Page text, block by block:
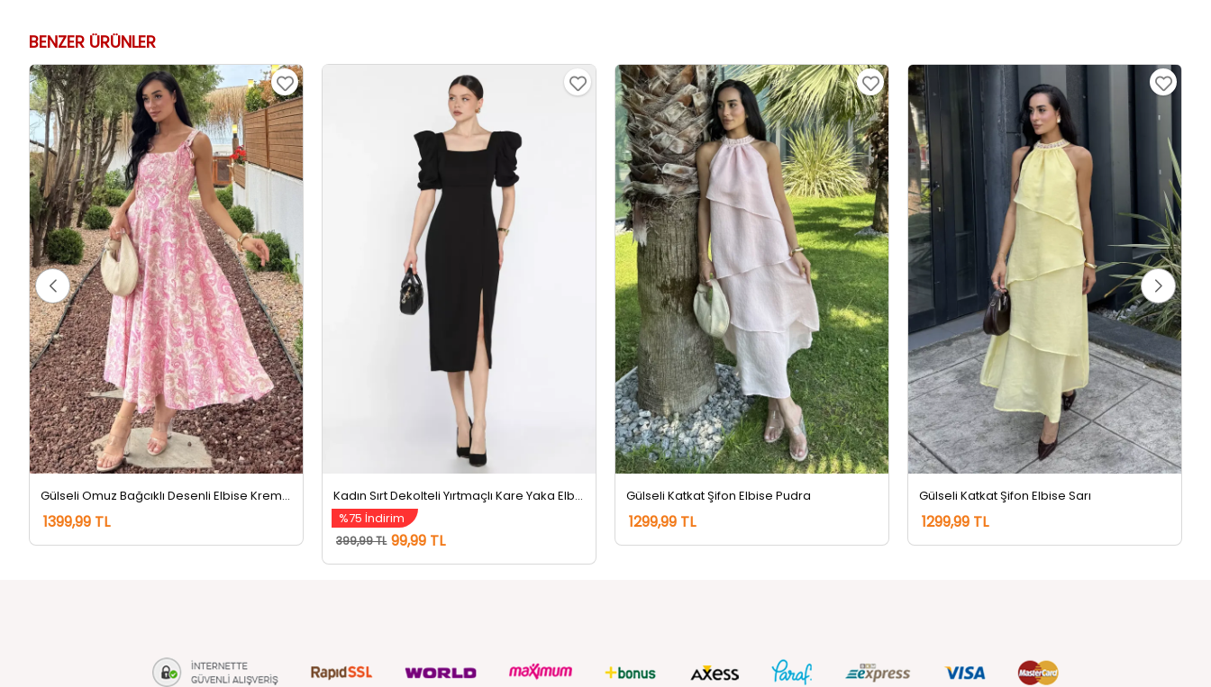
BENZER ÜRÜNLER
Gülseli Omuz Bağcıklı Desenli Elbise Krempembe
1399,99 TL
Kadın Sırt Dekolteli Yırtmaçlı Kare Yaka Elbise Siyah
%75 İndirim
399,99 TL 99,99 TL
Gülseli Katkat Şifon Elbise Pudra
1299,99 TL
Gülseli Katkat Şifon Elbise Sarı
1299,99 TL